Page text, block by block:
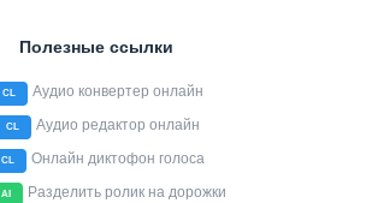
Полезные ссылки
CL Аудио конвертер онлайн
CL Аудио редактор онлайн
CL Онлайн диктофон голоса
AI Разделить ролик на дорожки